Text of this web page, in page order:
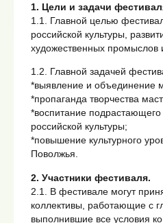
1. Цели и задачи
1.1. Главной целью
российской культуры,
художественных промыслов
1.2. Главной задачей
*выявление и объединение
*пропаганда творчества
*воспитание
российской культуры;
*повышение культурного
Поволжья.
2. Участники фестиваля.
2.1. В фестивале могут
коллективы, работающие с
выполнившие все условия